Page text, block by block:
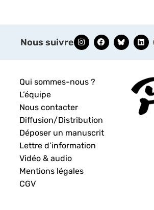
Nous suivre
Qui sommes-nous ?
L’équipe
Nous contacter
Diffusion/Distribution
Déposer un manuscrit
Lettre d’information
Vidéo & audio
Mentions légales
CGV